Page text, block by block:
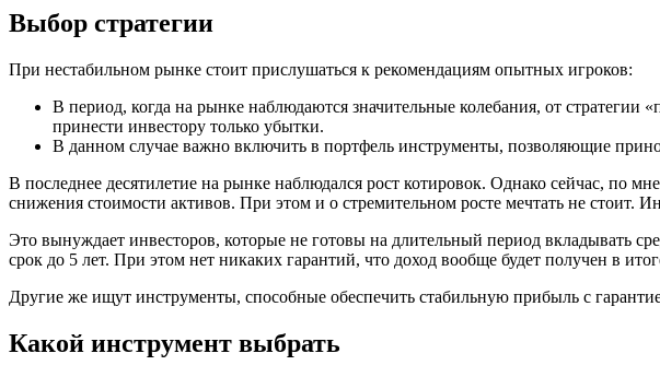
Выбор стратегии
При нестабильном рынке стоит прислушаться к рекомендациям опытных игроков:
В период, когда на рынке наблюдаются значительные колебания, от стратегии
принести инвестору только убытки.
В данном случае важно включить в портфель инструменты, позволяющие
В последнее десятилетие на рынке наблюдался рост котировок. Однако сейчас,
снижения стоимости активов. При этом и о стремительном росте мечтать не стоит.
Это вынуждает инвесторов, которые не готовы на длительный период вкладывать
срок до 5 лет. При этом нет никаких гарантий, что доход вообще будет получен в
Другие же ищут инструменты, способные обеспечить стабильную прибыль с
Какой инструмент выбрать